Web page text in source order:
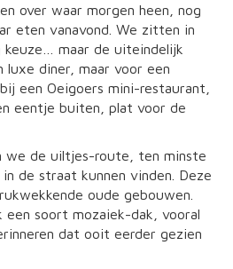
over waar morgen heen, nog
eten vanavond. We zitten in
keuze… maar de uiteindelijk
diner, maar voor een
een Oeigoers mini-restaurant,
eentje buiten, plat voor de
we de uiltjes-route, ten minste
de straat kunnen vinden. Deze
oude gebouwen.
soort mozaiek-dak, vooral
dat ooit eerder gezien